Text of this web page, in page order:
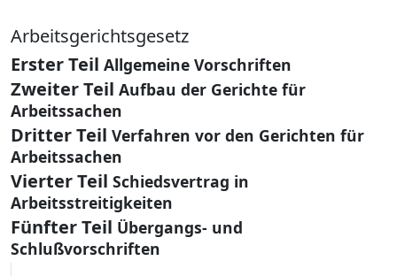
Arbeitsgerichtsgesetz
Erster Teil Allgemeine Vorschriften
Zweiter Teil Aufbau der Gerichte für
Arbeitssachen
Dritter Teil Verfahren vor den Gerichten für
Arbeitssachen
Vierter Teil Schiedsvertrag in
Arbeitsstreitigkeiten
Fünfter Teil Übergangs- und
Schlußvorschriften